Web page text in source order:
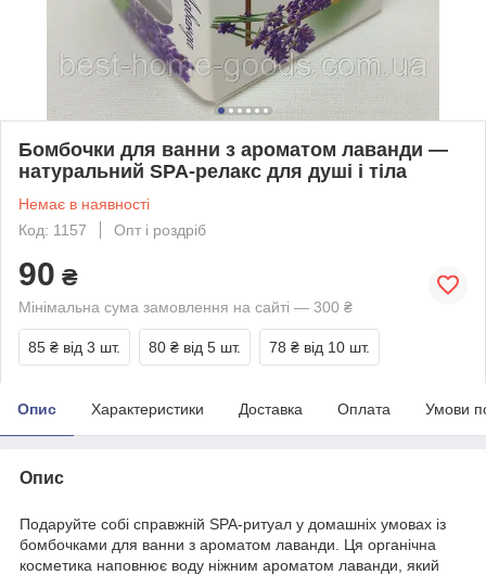
Бомбочки для ванни з ароматом лаванди —
натуральний SPA-релакс для душі і тіла
Немає в наявності
Код: 1157
Опт і роздріб
90 ₴
Мінімальна сума замовлення на сайті — 300 ₴
85 ₴ від 3 шт. 80 ₴ від 5 шт. 78 ₴ від 10 шт.
Опис Характеристики Доставка Оплата Умови
Опис
Подаруйте собі справжній SPA-ритуал у домашніх умовах із
бомбочками для ванни з ароматом лаванди. Ця органічна
косметика наповнює воду ніжним ароматом лаванди, який